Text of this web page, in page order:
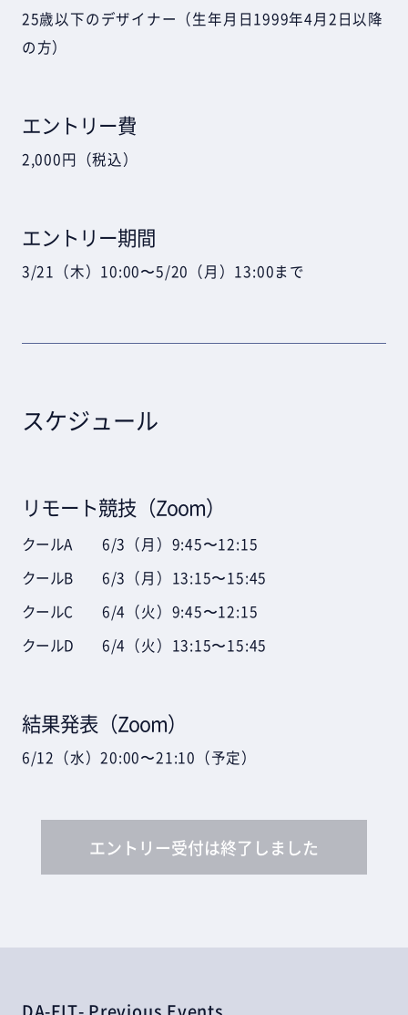
25歳以下のデザイナー（生年月日1999年4月2日以降
の方）
エントリー費
2,000円（税込）
エントリー期間
3/21（木）10:00〜5/20（月）13:00まで
スケジュール
リモート競技（Zoom）
クールA
6/3（月）9:45〜12:15
クールB
6/3（月）13:15〜15:45
クールC
6/4（火）9:45〜12:15
クールD
6/4（火）13:15〜15:45
結果発表（Zoom）
6/12（水）20:00〜21:10（予定）
エントリー受付は終了しました